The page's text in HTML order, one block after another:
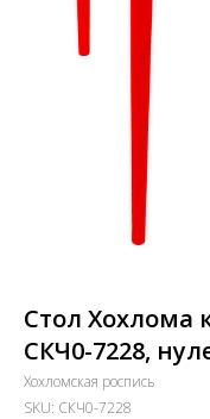
Стол Хохлома
СКЧ0-7228,
Хохломская роспись
SKU: СКЧ0-7228